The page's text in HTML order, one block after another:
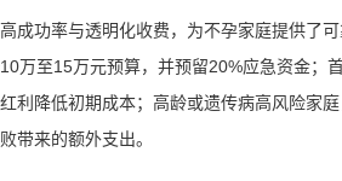
成功率与透明化收费，为不孕家庭提供了
万至15万元预算，并预留20%应急资金；
利降低初期成本；高龄或遗传病高风险家
带来的额外支出。